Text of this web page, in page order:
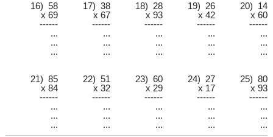
16) 58 17) 38 18) 28 19) 26
20) 14
x 69
x 67 x 93 x 42
x 60
------
------ ------ ------
------
...
... ... ...
...
...
... ... ...
...
...
... ... ... ...
21) 85 22) 51 23) 60 24) 27
25) 80
x 84
x 32 x 29 x 17
x 93
------
------ ------ ------
------
...
... ... ...
...
...
... ... ...
...
...
... ... ... ...